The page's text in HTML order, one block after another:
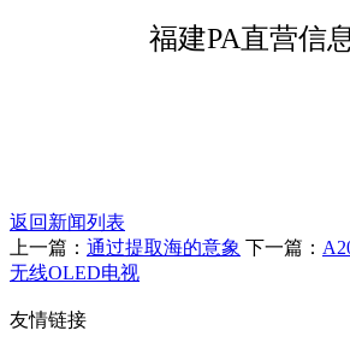
福建PA直营信
返回新闻列表
上一篇： 通过提取海的意象 下一篇：
无线OLED电视
友情链接